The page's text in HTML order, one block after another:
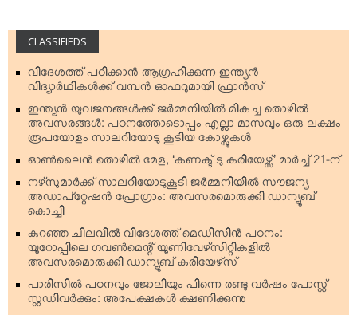
CLASSIFIEDS
വിദേശത്ത് പഠിക്കാന്‍ ആഗ്രഹിക്കുന്ന ഇന്ത്യന്‍
വിദ്യാര്‍ഥികള്‍ക്ക് വമ്പന്‍ ഓഫറുമായി ഫ്രാന്‍സ്
ഇന്ത്യന്‍ യുവജനങ്ങള്‍ക്ക് ജര്‍മ്മനിയില്‍ മികച്ച തൊഴില്‍
അവസരങ്ങള്‍: പഠനത്തോടൊപ്പം എല്ലാ മാസവും ഒരു ലക്ഷം
രൂപയോളം സാലറിയോടു കൂടിയ കോഴ്സുകള്‍
ഓണ്‍ലൈന്‍ തൊഴില്‍ മേള, ‘കണക്ട് ടു കരിയേഴ്സ്’ മാര്‍ച്ച് 21-ന്
നഴ്‌സുമാര്‍ക്ക് സാലറിയോടുകൂടി ജര്‍മ്മനിയില്‍ സൗജന്യ
അഡാപ്റ്റേഷന്‍ പ്രോഗ്രാം: അവസരമൊരുക്കി ഡാന്യൂബ്
കൊച്ചി
കുറഞ്ഞ ചിലവില്‍ വിദേശത്ത് മെഡിസിന്‍ പഠനം:
യൂറോപ്പിലെ ഗവണ്‍മെന്റ് യൂണിവേഴ്‌സിറ്റികളില്‍
അവസരമൊരുക്കി ഡാന്യൂബ് കരിയേഴ്‌സ്
പാരിസില്‍ പഠനവും ജോലിയും പിന്നെ രണ്ടു വര്‍ഷം പോസ്റ്റ്
സ്റ്റഡിവര്‍ക്കും: അപേക്ഷകള്‍ ക്ഷണിക്കുന്നു